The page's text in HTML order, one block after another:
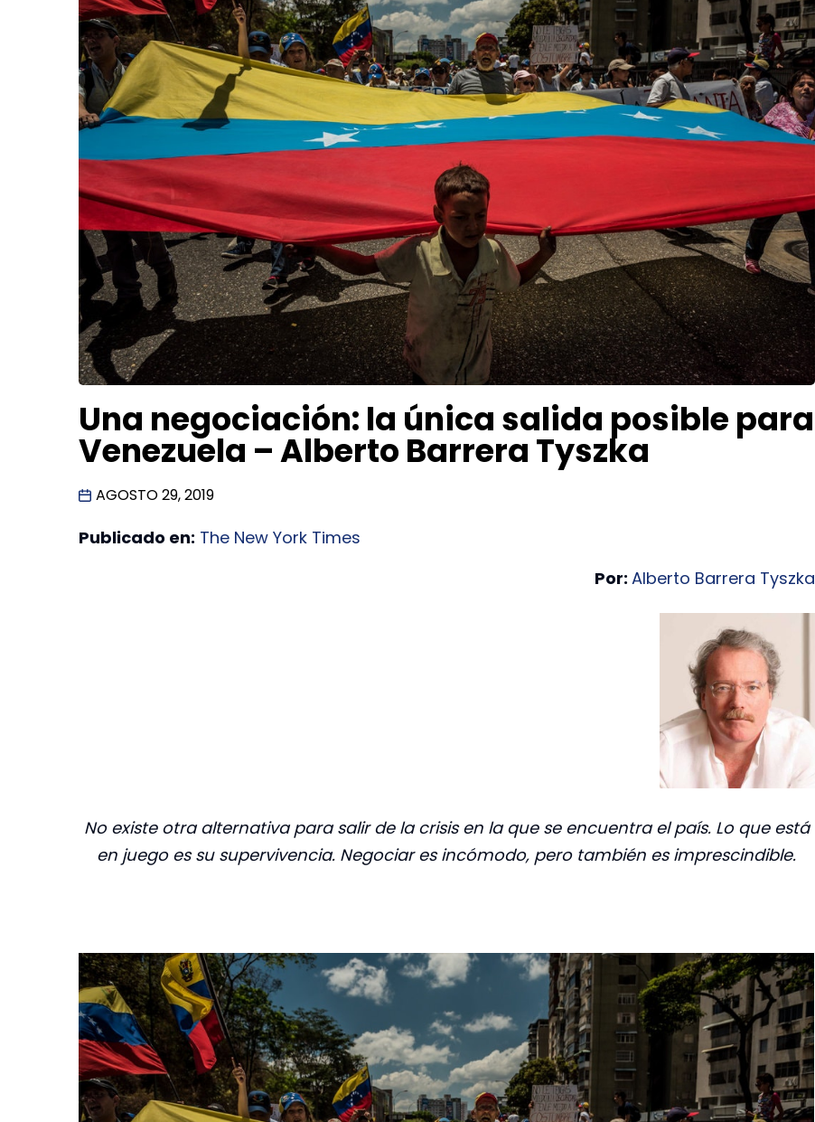
Una negociación: la única salida posible para
Venezuela – Alberto Barrera Tyszka
AGOSTO 29, 2019
Publicado en: The New York Times
Por: Alberto Barrera Tyszka
No existe otra alternativa para salir de la crisis en la que se encuentra el país. Lo que está
en juego es su supervivencia. Negociar es incómodo, pero también es imprescindible.